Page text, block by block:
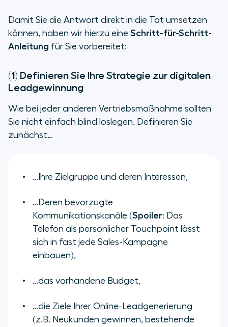
Damit Sie die Antwort direkt in die Tat umsetzen
können, haben wir hierzu eine Schritt-für-Schritt-
Anleitung für Sie vorbereitet:
(1) Definieren Sie Ihre Strategie zur digitalen
Leadgewinnung
Wie bei jeder anderen Vertriebsmaßnahme sollten
Sie nicht einfach blind loslegen. Definieren Sie
zunächst…
…Ihre Zielgruppe und deren Interessen,
…Deren bevorzugte
Kommunikationskanäle (Spoiler: Das
Telefon als persönlicher Touchpoint lässt
sich in fast jede Sales-Kampagne
einbauen),
…das vorhandene Budget,
…die Ziele Ihrer Online-Leadgenerierung
(z.B. Neukunden gewinnen, bestehende